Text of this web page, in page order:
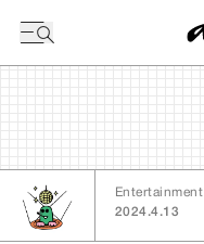
Entertainment
2024.4.13